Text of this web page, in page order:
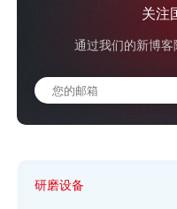
关注
通过我们的新博客
研磨设备